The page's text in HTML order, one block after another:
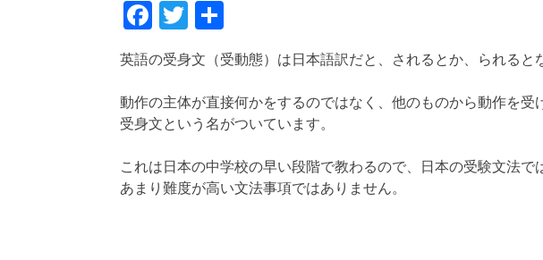
Facebook
Twitter
有
英語の受身文（受動態）は日本語訳だと、されるとか、られると
動作の主体が直接何かをするのではなく、他のものから動作を受
受身文という名がついています。
これは日本の中学校の早い段階で教わるので、日本の受験文法で
あまり難度が高い文法事項ではありません。